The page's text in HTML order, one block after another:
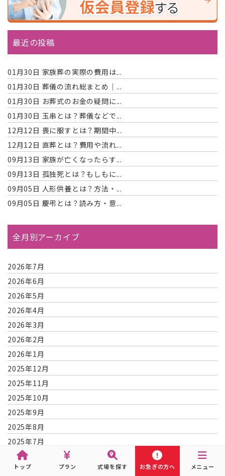
トップ プラン 式場を探す お急ぎの方へ メニュー
最近の投稿
01月30日 家族葬の実際の費用は...
01月30日 葬儀の流れ総まとめ｜...
01月30日 お葬式のお金の疑問に...
01月30日 玉串とは？葬儀などで...
12月12日 喪に服すとは？期間中...
12月12日 直葬とは？費用や流れ...
09月13日 家族が亡くなったらす...
09月13日 孤独死とは？もしもに...
09月05日 人形供養とは？方法・...
09月05日 慶弔とは？読み方・意...
全月別アーカイブ
2026年7月
2026年6月
2026年5月
2026年4月
2026年3月
2026年2月
2026年1月
2025年12月
2025年11月
2025年10月
2025年9月
2025年8月
2025年7月
2025年6月
2025年5月